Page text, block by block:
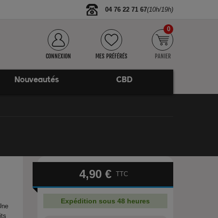
04 76 22 71 67(10h/19h)
CONNEXION MES PRÉFÉRÉS PANIER
0
Nouveautés CBD
4,90 € TTC
Expédition sous 48 heures